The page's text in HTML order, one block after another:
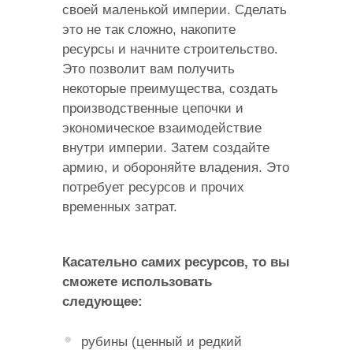
своей маленькой империи. Сделать
это не так сложно, накопите
ресурсы и начните строительство.
Это позволит вам получить
некоторые преимущества, создать
производственные цепочки и
экономическое взаимодействие
внутри империи. Затем создайте
армию, и обороняйте владения. Это
потребует ресурсов и прочих
временных затрат.
Касательно самих ресурсов, то вы
сможете использовать
следующее:
рубины (ценный и редкий